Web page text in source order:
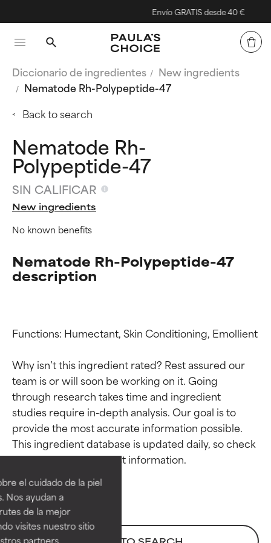
el cuidado de la piel
Nos ayudan a
de la mejor
visites nuestro sitio
partners,
Envío GRATIS desde 40 €
Diccionario de ingredientes
New ingredients
Nematode Rh-Polypeptide-47
Back to search
Nematode Rh-
Polypeptide-47
SIN CALIFICAR
New ingredients
No known benefits
Nematode Rh-Polypeptide-47
description
Functions: Humectant, Skin Conditioning, Emollient
Why isn’t this ingredient rated? Rest assured our
team is or will soon be working on it. Going
through research takes time and ingredient
studies require in-depth analysis. Our goal is to
provide the most accurate information possible.
This ingredient database is updated daily, so check
Calificaciones de
ingredientes
EXCELENTE
Ingrediente sobresaliente con
beneficios reales para la piel. Su
eficacia está demostrada y
Calificaciones de
ingredientes
EXCELENTE
Ingrediente sobresaliente con
beneficios reales para la piel. Su
eficacia está demostrada y